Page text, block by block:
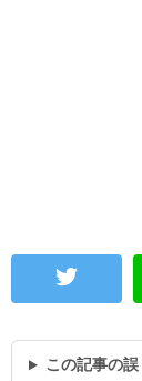
この記事の